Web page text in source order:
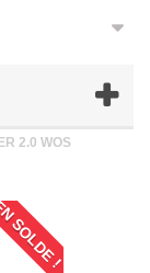
2.0 WOS
!